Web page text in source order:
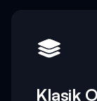
Klasik